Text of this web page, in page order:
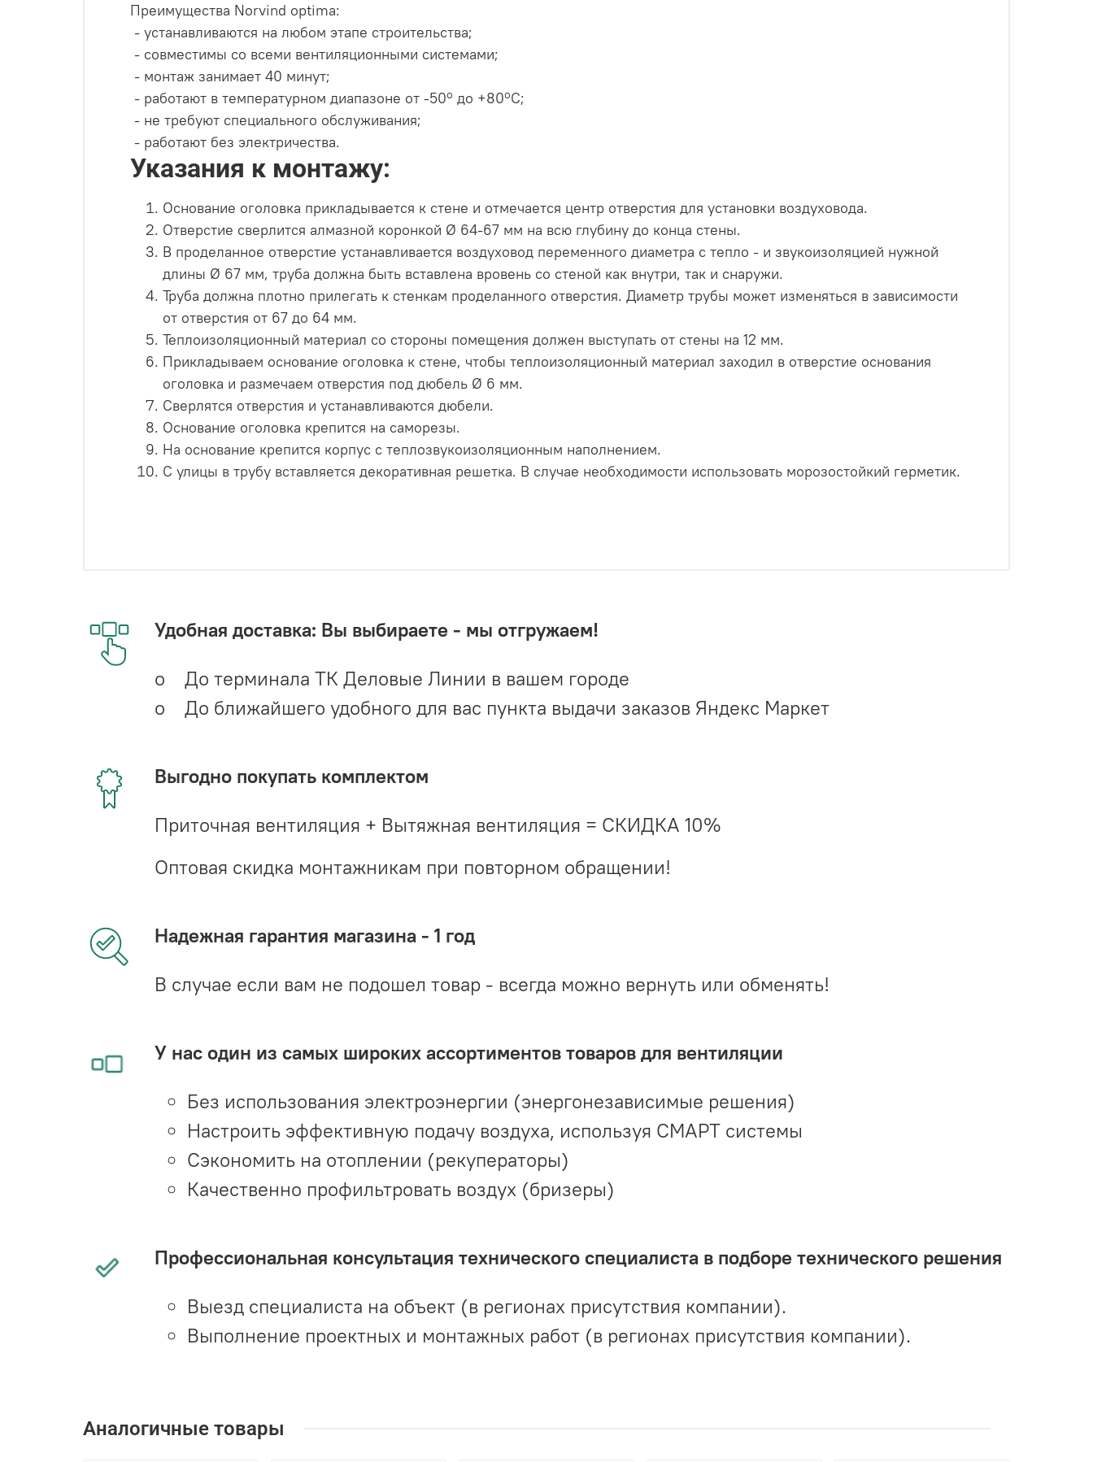
Преимущества Norvind optima:
- устанавливаются на любом этапе строительства;
- совместимы со всеми вентиляционными системами;
- монтаж занимает 40 минут;
- работают в температурном диапазоне от -50o до +80oС;
- не требуют специального обслуживания;
- работают без электричества.
Указания к монтажу:
Основание оголовка прикладывается к стене и отмечается центр отверстия для установки воздуховода.
Отверстие сверлится алмазной коронкой Ø 64-67 мм на всю глубину до конца стены.
В проделанное отверстие устанавливается воздуховод переменного диаметра с тепло - и звукоизоляцией нужной
длины Ø 67 мм, труба должна быть вставлена вровень со стеной как внутри, так и снаружи.
Труба должна плотно прилегать к стенкам проделанного отверстия. Диаметр трубы может изменяться в зависимости
от отверстия от 67 до 64 мм.
Теплоизоляционный материал со стороны помещения должен выступать от стены на 12 мм.
Прикладываем основание оголовка к стене, чтобы теплоизоляционный материал заходил в отверстие основания
оголовка и размечаем отверстия под дюбель Ø 6 мм.
Сверлятся отверстия и устанавливаются дюбели.
Основание оголовка крепится на саморезы.
На основание крепится корпус с теплозвукоизоляционным наполнением.
С улицы в трубу вставляется декоративная решетка. В случае необходимости использовать морозостойкий герметик.
Удобная доставка: Вы выбираете - мы отгружаем!
o До терминала ТК Деловые Линии в вашем городе
o До ближайшего удобного для вас пункта выдачи заказов Яндекс Маркет
Выгодно покупать комплектом
Приточная вентиляция + Вытяжная вентиляция = СКИДКА 10%
Оптовая скидка монтажникам при повторном обращении!
Надежная гарантия магазина - 1 год
В случае если вам не подошел товар - всегда можно вернуть или обменять!
У нас один из самых широких ассортиментов товаров для вентиляции
Без использования электроэнергии (энергонезависимые решения)
Настроить эффективную подачу воздуха, используя СМАРТ системы
Сэкономить на отоплении (рекуператоры)
Качественно профильтровать воздух (бризеры)
Профессиональная консультация технического специалиста в подборе технического решения
Выезд специалиста на объект (в регионах присутствия компании).
Выполнение проектных и монтажных работ (в регионах присутствия компании).
Аналогичные товары